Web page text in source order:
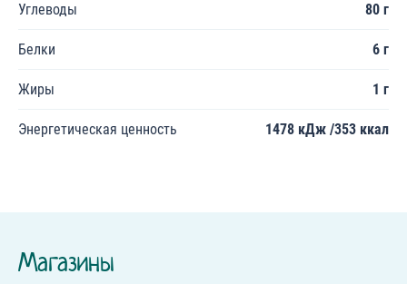
Углеводы 80 г
Белки 6 г
Жиры 1 г
Энергетическая ценность 1478 кДж /353 ккал
Магазины